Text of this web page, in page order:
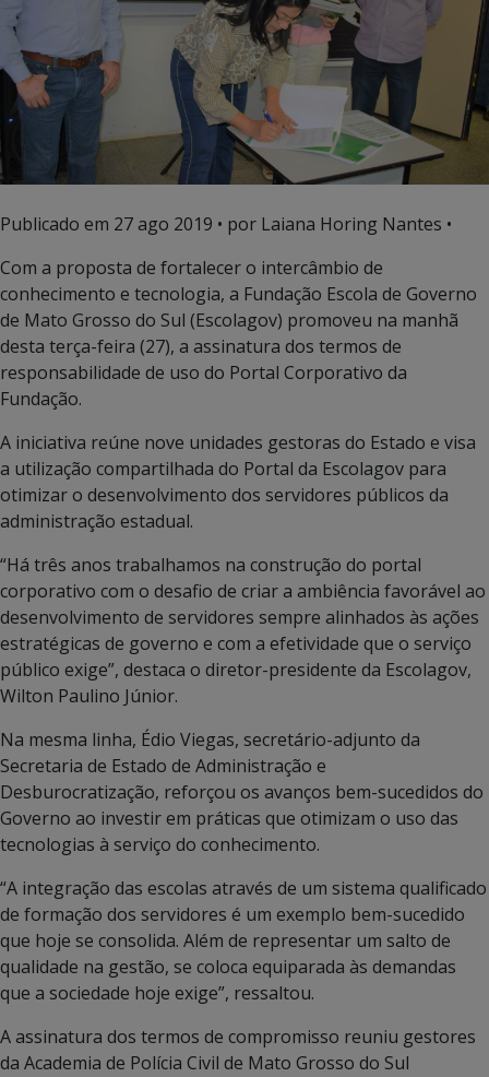
Publicado em 27 ago 2019 • por Laiana Horing Nantes •
Com a proposta de fortalecer o intercâmbio de
conhecimento e tecnologia, a Fundação Escola de Governo
de Mato Grosso do Sul (Escolagov) promoveu na manhã
desta terça-feira (27), a assinatura dos termos de
responsabilidade de uso do Portal Corporativo da
Fundação.
A iniciativa reúne nove unidades gestoras do Estado e visa
a utilização compartilhada do Portal da Escolagov para
otimizar o desenvolvimento dos servidores públicos da
administração estadual.
“Há três anos trabalhamos na construção do portal
corporativo com o desafio de criar a ambiência favorável ao
desenvolvimento de servidores sempre alinhados às ações
estratégicas de governo e com a efetividade que o serviço
público exige”, destaca o diretor-presidente da Escolagov,
Wilton Paulino Júnior.
Na mesma linha, Édio Viegas, secretário-adjunto da
Secretaria de Estado de Administração e
Desburocratização, reforçou os avanços bem-sucedidos do
Governo ao investir em práticas que otimizam o uso das
tecnologias à serviço do conhecimento.
“A integração das escolas através de um sistema qualificado
de formação dos servidores é um exemplo bem-sucedido
que hoje se consolida. Além de representar um salto de
qualidade na gestão, se coloca equiparada às demandas
que a sociedade hoje exige”, ressaltou.
A assinatura dos termos de compromisso reuniu gestores
da Academia de Polícia Civil de Mato Grosso do Sul